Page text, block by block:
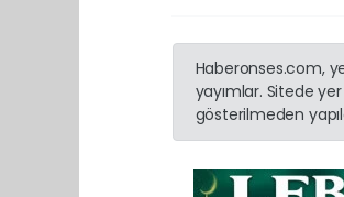
Haberonses.com,
yayımlar. Sitede
gösterilmeden